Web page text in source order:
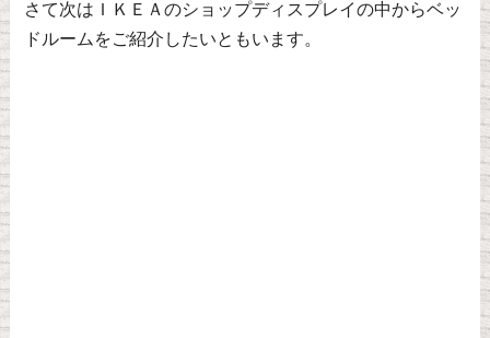
さて次はＩＫＥＡのショップディスプレイの中からベッ
ドルームをご紹介したいともいます。